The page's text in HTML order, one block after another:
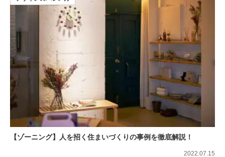
【ゾーニング】人を招く住まいづくりの事例を徹底解説！
2022.07.15